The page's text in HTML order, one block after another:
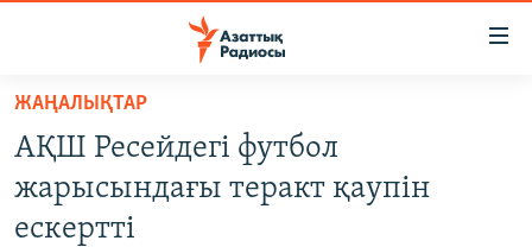
Skip
main
content
САЯСАТ
AZATTYQTV
ЖАҢАЛЫҚТАР
АҚШ Ресейдегі футбол
жарысындағы теракт қаупін
ескертті